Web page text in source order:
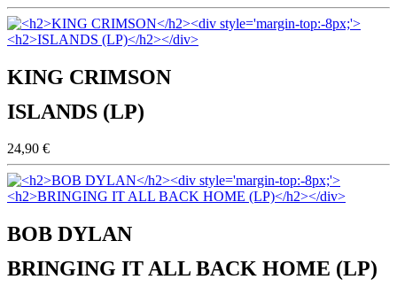
KING CRIMSON
ISLANDS (LP)
24,90 €
BOB DYLAN
BRINGING IT ALL BACK HOME (LP)